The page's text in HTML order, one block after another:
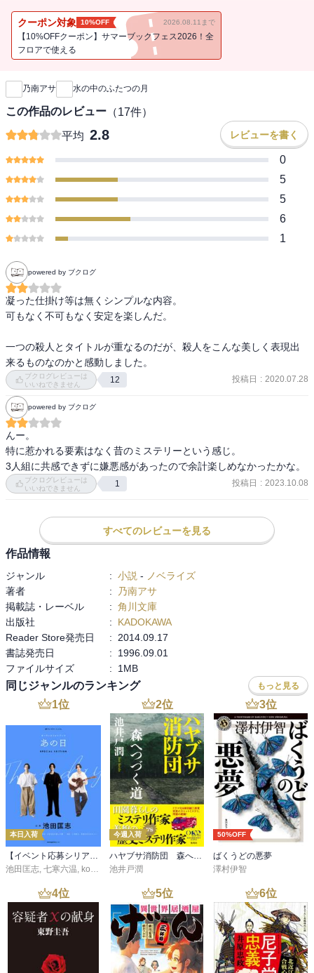
たちの表情の裏に見え隠れする、共通の秘密とは？深層に横たわる
恐ろしい原体験が日常に染み出す様を描いた、衝撃のサイコ・サス
ペンス！
クーポン対象 10%OFF 2026.08.11まで
【10%OFFクーポン】サマーブックフェス2026！全
フロアで使える
新刊通知
乃南アサ 水の中のふたつの月
この作品のレビュー （17件）
平均 2.8 レビューを書く
0
5
5
6
1
powered by ブクログ
凝った仕掛け等は無くシンプルな内容。
可もなく不可もなく安定を楽しんだ。
一つの殺人とタイトルが重なるのだが、殺人をこんな美しく表現出
来るものなのかと感動しました。
ブクログレビューは
いいねできません
12 投稿日 : 2020.07.28
powered by ブクログ
んー。
特に惹かれる要素はなく昔のミステリーという感じ。
3人組に共感できずに嫌悪感があったので余計楽しめなかったかな。
ブクログレビューは
いいねできません
1 投稿日 : 2023.10.08
すべてのレビューを見る
作品情報
ジャンル : 小説 - ノベライズ
著者
:
乃南アサ
掲載誌・レーベル
: 角川文庫
出版社
:
KADOKAWA
Reader Store発売日
:
2014.09.17
書誌発売日
:
1996.09.01
ファイルサイズ
: 1MB
同じジャンルのランキング もっと見る
1位
本日入荷
【イベント応募シリアルコード付】池田匡志出演・オーディオフォトブック「あの日」SPECIAL EDITION（音声／動画付）
池田匡志, 七寒六温, konoko58 ,村崎キコ
2位
今週入荷
ハヤブサ消防団 森へつづく道
池井戸潤
3位
50%OFF
ばくうどの悪夢
澤村伊智
4位 5位 6位